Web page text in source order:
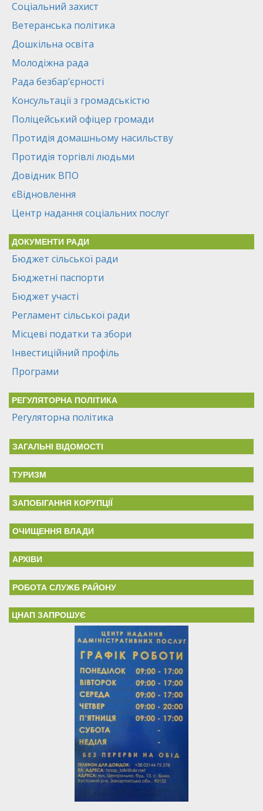
Соціальний захист
Ветеранська політика
Дошкільна освіта
Молодіжна рада
Рада безбар’єрності
Консультації з громадськістю
Поліцейський офіцер громади
Протидія домашньому насильству
Протидія торгівлі людьми
Довідник ВПО
єВідновлення
Центр надання соціальних послуг
ДОКУМЕНТИ РАДИ
Бюджет сільської ради
Бюджетні паспорти
Бюджет участі
Регламент сільської ради
Місцеві податки та збори
Інвестиційний профіль
Програми
РЕГУЛЯТОРНА ПОЛІТИКА
Регуляторна політика
ЗАГАЛЬНІ ВІДОМОСТІ
ТУРИЗМ
ЗАПОБІГАННЯ КОРУПЦІЇ
ОЧИЩЕННЯ ВЛАДИ
АРХІВИ
РОБОТА СЛУЖБ РАЙОНУ
ЦНАП ЗАПРОШУЄ